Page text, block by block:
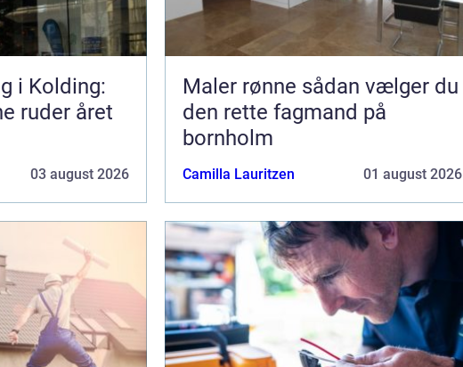
i Kolding:
ruder året
03 august 2026
Maler rønne sådan vælger du
den rette fagmand på
bornholm
Camilla Lauritzen 01 august 2026